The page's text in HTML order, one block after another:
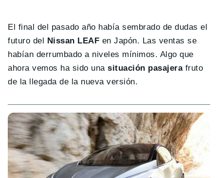
El final del pasado año había sembrado de dudas el
futuro del Nissan LEAF en Japón. Las ventas se
habían derrumbado a niveles mínimos. Algo que
ahora vemos ha sido una situación pasajerafruto
de la llegada de la nueva versión.